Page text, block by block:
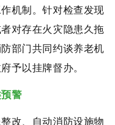
机制。针对检查发现
对存在火灾隐患久拖
部门共同约谈养老机
予以挂牌督办。
警
改、自动消防设施物